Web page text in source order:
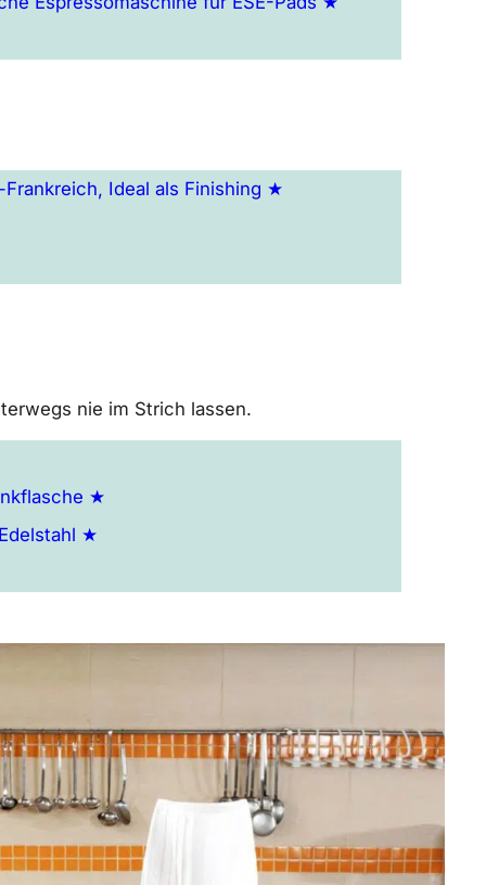
Ideal als Finishing ★
nie im Strich lassen.
★
★